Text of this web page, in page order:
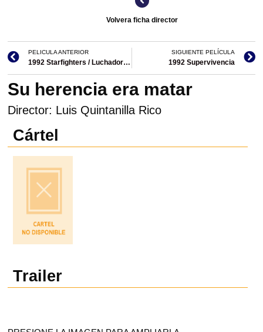
Volvera ficha director
PELICULA ANTERIOR
1992 Starfighters / Luchadores de las estrellas
SIGUIENTE PELÍCULA
1992 Supervivencia
Su herencia era matar
Director: Luis Quintanilla Rico
Cártel
Trailer